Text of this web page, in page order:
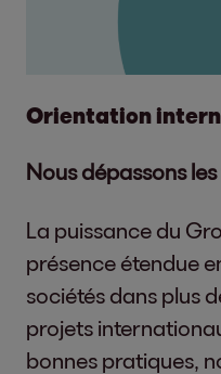
Orientation
Nous dépassons
La puissance du
présence étendue
sociétés dans plus
projets
bonnes pratiques,